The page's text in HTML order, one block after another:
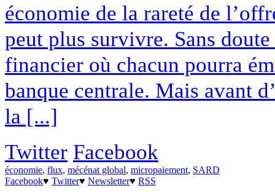
économie de la rareté de
peut plus survivre. Sans
financier où chacun pourra
banque centrale. Mais avant
la [...]
Twitter Facebook
économie, flux, mécénat global, micropaiement, SARD
Facebook♥ Twitter♥ Newsletter♥ RSS